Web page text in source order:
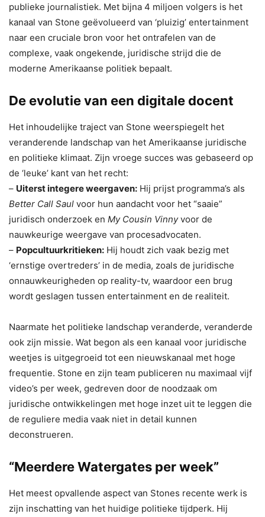
publieke journalistiek. Met bijna 4 miljoen volgers is het
kanaal van Stone geëvolueerd van ‘pluizig’ entertainment
naar een cruciale bron voor het ontrafelen van de
complexe, vaak ongekende, juridische strijd die de
moderne Amerikaanse politiek bepaalt.
De evolutie van een digitale docent
Het inhoudelijke traject van Stone weerspiegelt het
veranderende landschap van het Amerikaanse juridische
en politieke klimaat. Zijn vroege succes was gebaseerd op
de ‘leuke’ kant van het recht:
– Uiterst integere weergaven: Hij prijst programma’s als
Better Call Saul voor hun aandacht voor het “saaie”
juridisch onderzoek en My Cousin Vinnyvoor de
nauwkeurige weergave van procesadvocaten.
– Popcultuurkritieken: Hij houdt zich vaak bezig met
‘ernstige overtreders’ in de media, zoals de juridische
onnauwkeurigheden op reality-tv, waardoor een brug
wordt geslagen tussen entertainment en de realiteit.
Naarmate het politieke landschap veranderde, veranderde
ook zijn missie. Wat begon als een kanaal voor juridische
weetjes is uitgegroeid tot een nieuwskanaal met hoge
frequentie. Stone en zijn team publiceren nu maximaal vijf
video’s per week, gedreven door de noodzaak om
juridische ontwikkelingen met hoge inzet uit te leggen die
de reguliere media vaak niet in detail kunnen
deconstrueren.
“Meerdere Watergates per week”
Het meest opvallende aspect van Stones recente werk is
zijn inschatting van het huidige politieke tijdperk. Hij